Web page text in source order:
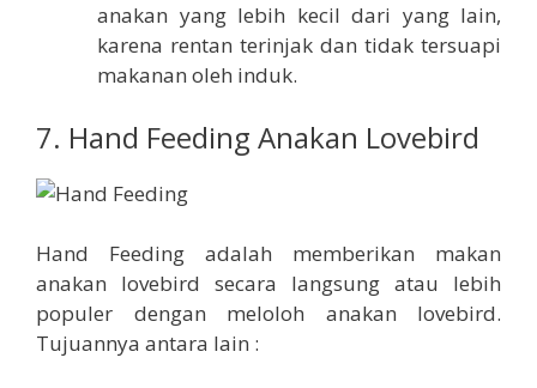
anakan yang lebih kecil dari yang lain,
karena rentan terinjak dan tidak tersuapi
makanan oleh induk.
7. Hand Feeding Anakan Lovebird
Hand Feeding adalah memberikan makan
anakan lovebird secara langsung atau lebih
populer dengan meloloh anakan lovebird.
Tujuannya antara lain :